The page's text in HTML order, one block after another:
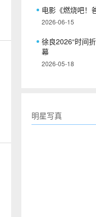
电影《燃烧吧！
2026-06-15
徐良2026“时间
幕
2026-05-18
明星写真